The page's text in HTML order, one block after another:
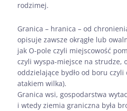
rodzimej.
Granica – hranica – od
opisuje zawsze okrągłe lub
jak O-pole czyli miejscowość
czyli wyspa-miejsce na strudze,
oddzielające bydło od boru
atakiem wilka).
Granica wsi, gospodarstwa
i wtedy ziemia graniczna była